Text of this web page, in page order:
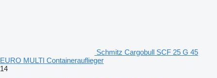
Schmitz Cargobull SCF 25 G 45
EURO MULTI Containerauflieger
14